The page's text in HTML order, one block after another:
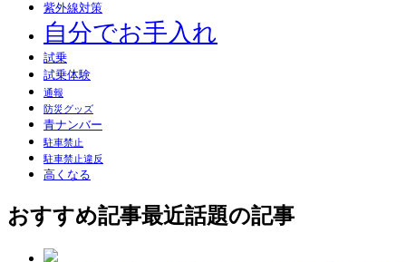
紫外線対策
自分でお手入れ
試乗
試乗体験
通報
防災グッズ
青ナンバー
駐車禁止
駐車禁止違反
高くなる
おすすめ記事最近話題の記事